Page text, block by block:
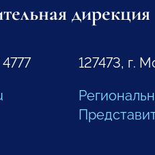
дирекция
127473, г.